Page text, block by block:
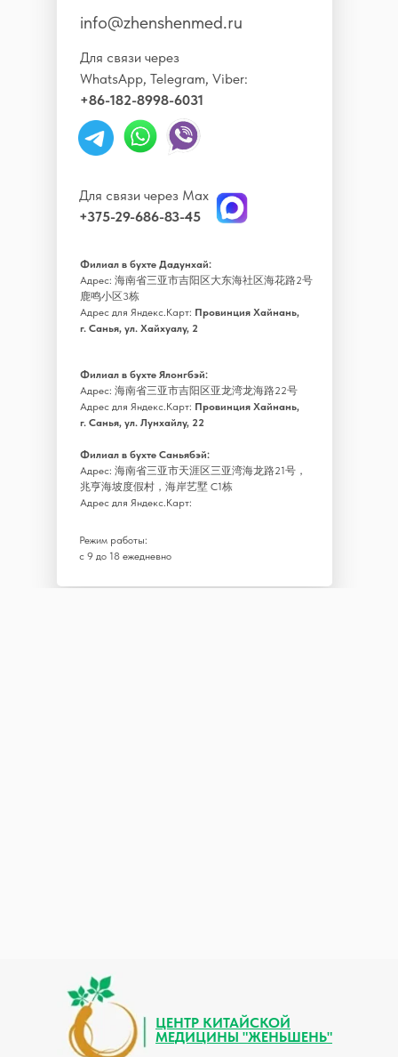
info@zhenshenmed.ru
Филиал в бухте Дадунхай:
Адрес: 海南省三亚市吉阳区大东海社区海花路2号
鹿鸣小区3栋
Адрес для Яндекс.Карт: Провинция Хайнань,
г. Санья, ул. Хайхуалу, 2
Филиал в бухте Ялонгбэй:
Адрес: 海南省三亚市吉阳区亚龙湾龙海路22号
Адрес для Яндекс.Карт: Провинция Хайнань,
г. Санья, ул. Лунхайлу, 22
Филиал в бухте Саньябэй:
Адрес: 海南省三亚市天涯区三亚湾海龙路21号，
兆亨海坡度假村，海岸艺墅 C1栋
Адрес для Яндекс.Карт:
Режим работы:
с 9 до 18 ежедневно
Для связи через
WhatsApp, Telegram, Viber:
+86-182-8998-6031
Для связи через Max
+375-29-686-83-45
ЦЕНТР КИТАЙСКОЙ
МЕДИЦИНЫ "ЖЕНЬШЕНЬ"